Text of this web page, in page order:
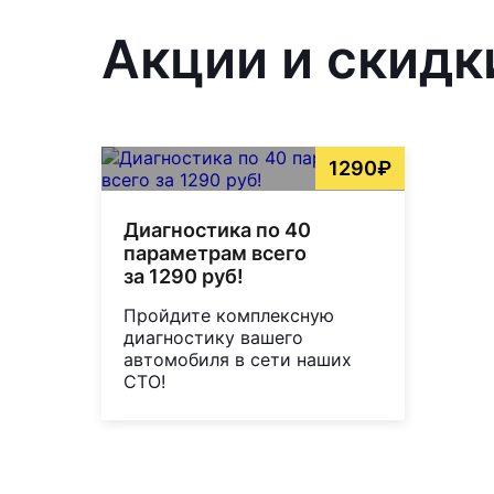
Акции и
1290₽
Диагностика по 40
параметрам всего
за 1290 руб!
Пройдите комплексную
диагностику вашего
автомобиля в сети наших
СТО!